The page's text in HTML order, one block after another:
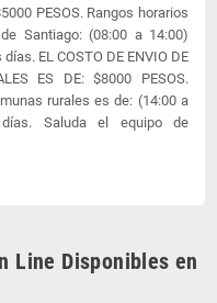
PESOS. Rangos horarios
Santiago: (08:00 a 14:00)
EL COSTO DE ENVIO DE
ES DE: $8000 PESOS.
rurales es de: (14:00 a
Saluda el equipo de
Line Disponibles en